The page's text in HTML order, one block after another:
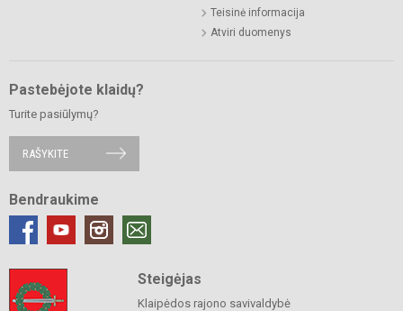
Teisinė informacija
Atviri duomenys
Pastebėjote klaidų?
Turite pasiūlymų?
RAŠYKITE
Bendraukime
Steigėjas
Klaipėdos rajono savivaldybė